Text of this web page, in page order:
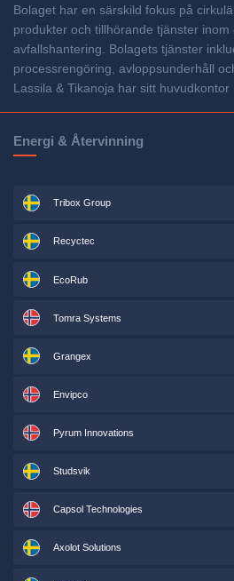
Bolaget har en särskild fokus på
produkter och tillhörande tjänster
avfallshantering. Bolagets tjänster
processrengöring, avloppsunderhåll
Lassila & Tikanoja har sitt huvudkontor
Energi & Återvinning
Tribox Group
Recyctec
EcoRub
Tomra Systems
Grangex
Envipco
Pyrum Innovations
Studsvik
Capsol Technologies
Axolot Solutions